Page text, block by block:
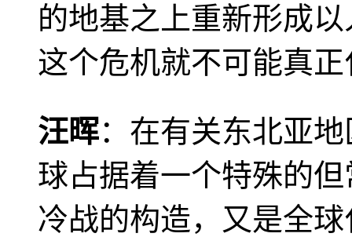
的地基之上重新形成
这个危机就不可能真
汪晖：在有关东北亚
球占据着一个特殊的
冷战的构造，又是全